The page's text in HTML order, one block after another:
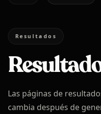
Room AI Studio
Idioma
Español
Resultados
Las páginas de
cambia después de